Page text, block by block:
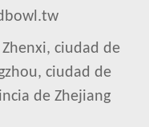
ciudad de
ciudad de
de Zhejiang